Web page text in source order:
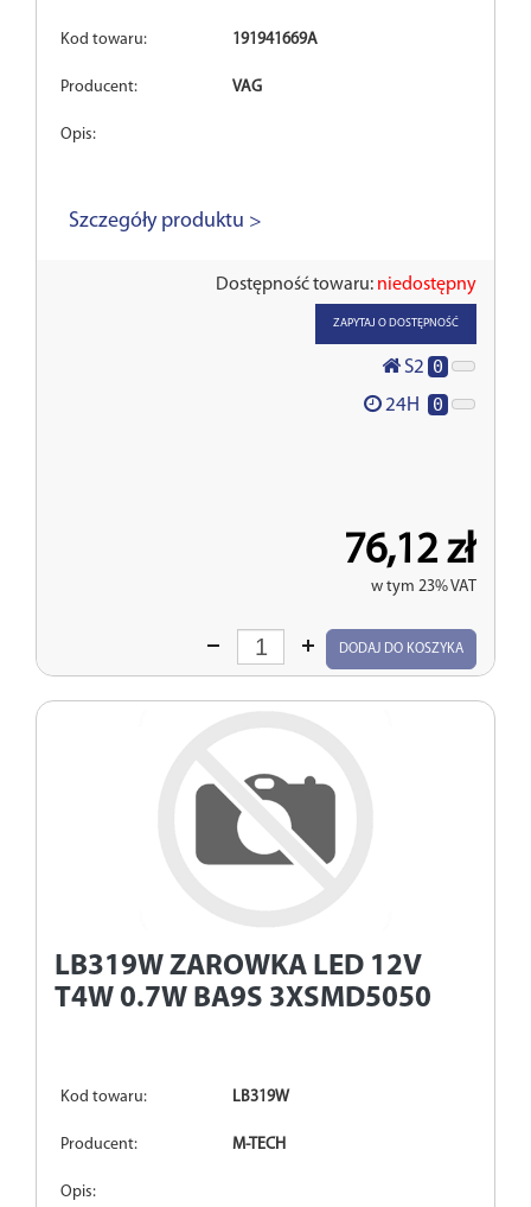
Kod towaru: 191941669A
Producent: VAG
Opis:
Szczegóły produktu >
Dostępność towaru: niedostępny
ZAPYTAJ O DOSTĘPNOŚĆ
S2 0
24H 0
76,12 zł
w tym 23% VAT
Wprowadź
DODAJ DO KOSZYKA
LB319W ZAROWKA LED 12V
T4W 0.7W BA9S 3XSMD5050
Kod towaru: LB319W
Producent: M-TECH
Opis: